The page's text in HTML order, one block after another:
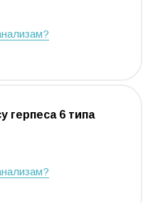
герпеса 6 типа